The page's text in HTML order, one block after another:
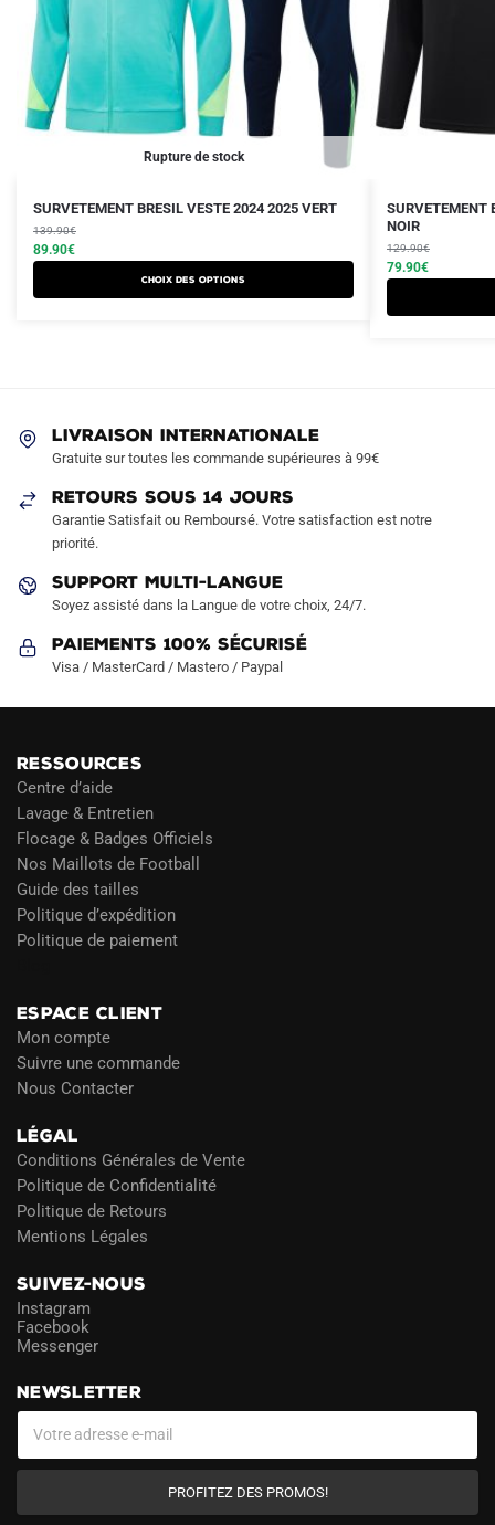
Rupture de stock
SURVETEMENT BRESIL VESTE 2024 2025 VERT
139.90€
Le
prix
initial
était :
89.90€
Le
prix
actuel
est :
Choix des options
Ce
produit
a
choisies
la
page
produit
SURVETEMENT
NOIR
129.90€
Le
prix
initial
était :
79.90€
Le
prix
actuel
est :
LIVRAISON INTERNATIONALE
Gratuite sur toutes les commande supérieures à 99€
RETOURS SOUS 14 JOURS
Garantie Satisfait ou Remboursé. Votre satisfaction est notre
priorité.
SUPPORT MULTI-LANGUE
Soyez assisté dans la Langue de votre choix, 24/7.
Paiements 100% Sécurisé
Visa / MasterCard / Mastero / Paypal
RESSOURCES
Centre d’aide
Lavage & Entretien
Flocage & Badges Officiels
Nos Maillots de Football
Guide des tailles
Politique d’expédition
Politique de paiement
ESPACE CLIENT
Mon compte
Suivre une commande
Nous Contacter
LÉGAL
Conditions Générales de Vente
Politique de Confidentialité
Politique de Retours
Mentions Légales
SUIVEZ-NOUS
Instagram
Facebook
Messenger
NEWSLETTER
PROFITEZ DES PROMOS!